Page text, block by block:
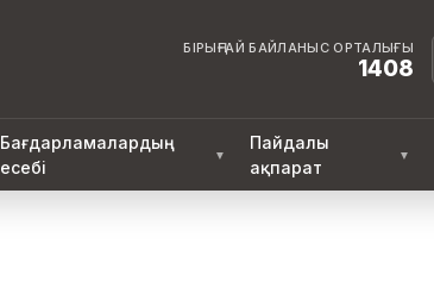
БІРЫҢҒАЙ БАЙЛАНЫС ОРТАЛЫҒЫ
1408
Бағдарламалардың
есебі
▼
Пайдалы
ақпарат
▼